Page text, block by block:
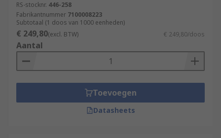
RS-stocknr. 446-258
Fabrikantnummer 7100008223
Subtotaal (1 doos van 1000 eenheden)
€ 249,80(excl. BTW) € 249,80/doos
Aantal
Toevoegen
Datasheets